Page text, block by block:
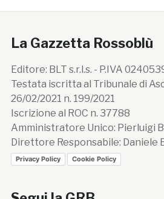
La Gazzetta Rossoblù
Editore: BLT s.r.l.s. - P.IVA
Testata iscritta al Tribunale di
26/02/2021 n. 199/2021
Iscrizione al ROC n. 37788
Amministratore Unico: Pierluigi
Direttore Responsabile: Daniele
Privacy Policy Cookie Policy